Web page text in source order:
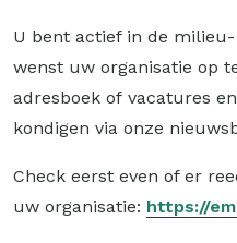
U bent actief in de
wenst uw organisatie op
adresboek of vacatures
kondigen via onze
Check eerst even of er
uw organisatie: https://